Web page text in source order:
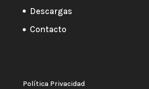
Descargas
Contacto
Política Privacidad